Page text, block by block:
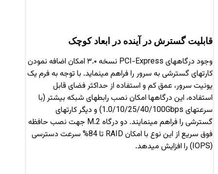
قابلیت گسترش در آینده در ابعاد کوچک
وجود درگاههای PCI-Express نسخه‌ ۳.۰ امکان اضافه نمودن
کارتهای گسترشی به سرور را فراهم مینماید. با توجه به فرم یک
یونیت سرور، عمق کم و استفاده از حداکثر فضای قابل
استفاده، این درگاهها امکان نصب رابطهای شبکه بیشتر (با
سرعتهای 1.0/10/25/40/100Gbps) و دیگر کارتهای
گسترشی را فراهم مینمایند. دو درگاه M.2 جهت نصب حافظه
فوق سریع از این نوع با امکان RAID تا 84% سرعت دسترسی
(IOPS) را افزایش میدهد.